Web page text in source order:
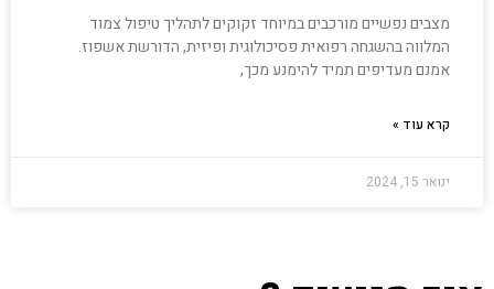
מצבים נפשיים מורכבים במיוחד זקוקים לתהליך טיפול צמוד
המלווה בהשגחה רפואית פסיכולוגית ופיזית, הדורשת אשפוז.
אמנם מעדיפים תמיד להימנע מכך,
קרא עוד »
ינואר 15, 2024